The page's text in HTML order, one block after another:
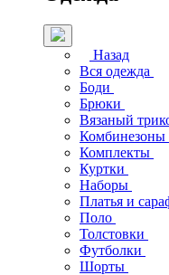
Назад
Вся одежда
Боди
Брюки
Вязаный
Комбинезоны
Комплекты
Куртки
Наборы
Платья и
Поло
Толстовки
Футболки
Шорты